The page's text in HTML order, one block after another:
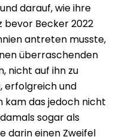
darauf, wie ihre
bevor Becker 2022
antreten musste,
überraschenden
nicht auf ihn zu
erfolgreich und
kam das jedoch nicht
sogar als
darin einen Zweifel